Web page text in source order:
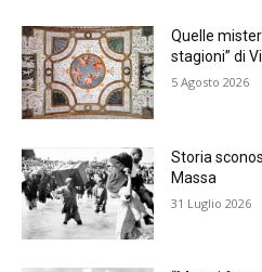
Quelle
stagioni” di
5 Agosto 2026
Storia
Massa
31 Luglio 2026